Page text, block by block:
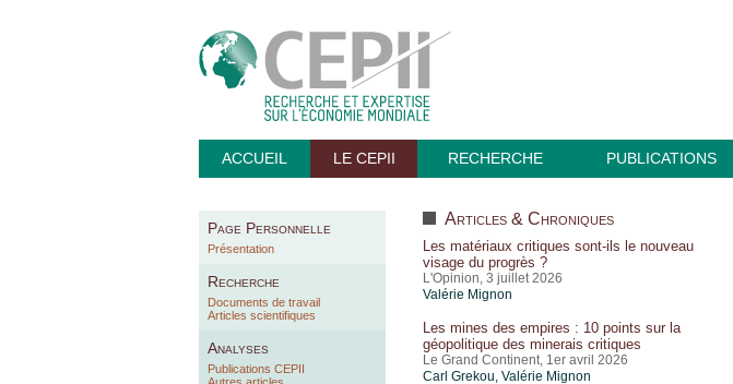
ACCUEIL LE CEPII RECHERCHE PUBLICATIONS
Page Personnelle
Présentation
Recherche
Documents de travail
Articles scientifiques
Analyses
Publications CEPII
Articles & Chroniques
Les matériaux critiques sont-ils le nouveau
visage du progrès ?
L'Opinion, 3 juillet 2026
Valérie Mignon
Les mines des empires : 10 points sur la
géopolitique des minerais critiques
Le Grand Continent, 1er avril 2026
Carl Grekou, Valérie Mignon